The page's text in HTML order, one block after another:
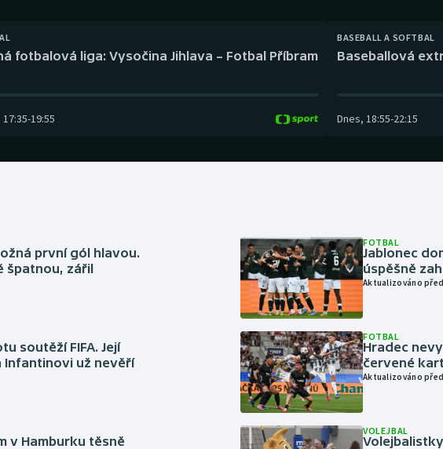
Veslování
Volejbal
fotbalová liga: Vysočina Jihlava – Fotbal Příbram
17:35-19:55
BASEBALL A SOFTBAL
Baseballová
Dnes, 18:55-22:15
první gól hlavou.
špatnou, zářil
soutěží FIFA. Její
Infantinovi už nevěří
v Hamburku těsně
FOTBAL
Jablonec
úspěšně
Aktualizováno
FOTBAL
Hradec
červené
Aktualizováno
VOLEJBAL